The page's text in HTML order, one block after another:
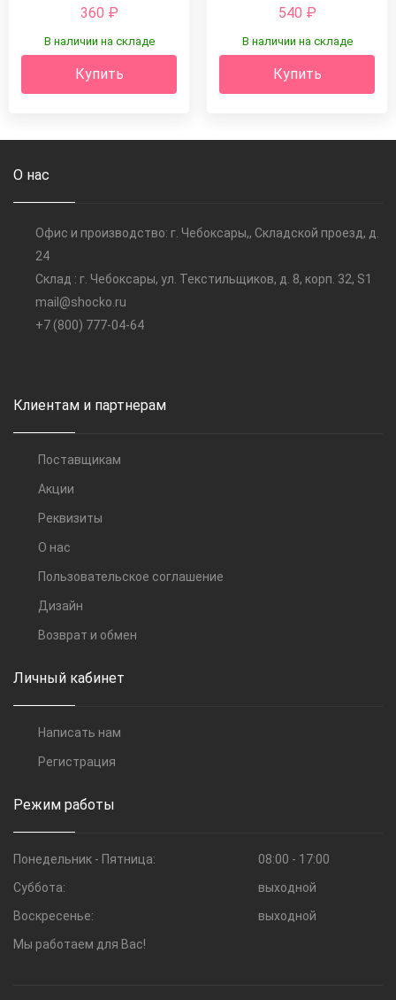
360 ₽
В наличии на складе
Купить
540 ₽
В наличии на складе
Купить
О нас
Офис и производство: г. Чебоксары,, Складской проезд, д.
24
Склад : г. Чебоксары, ул. Текстильщиков, д. 8, корп. 32, S1
mail@shocko.ru
+7 (800) 777-04-64
Клиентам и партнерам
Поставщикам
Акции
Реквизиты
О нас
Пользовательское соглашение
Дизайн
Возврат и обмен
Личный кабинет
Написать нам
Регистрация
Режим работы
Понедельник - Пятница:
08:00 - 17:00
Суббота:
выходной
Воскресенье:
выходной
Мы работаем для Вас!